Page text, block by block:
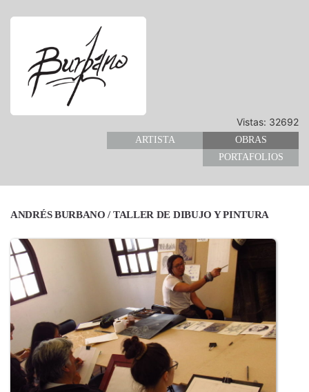
Vistas: 32692
ARTISTA
OBRAS
PORTAFOLIOS
ANDRÉS BURBANO / TALLER DE DIBUJO Y PINTURA